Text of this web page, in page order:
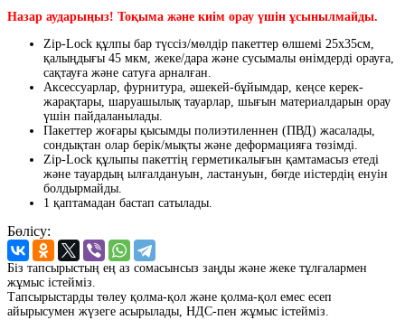
Назар аударыңыз! Тоқыма және киім орау үшін ұсынылмайды.
Zip-Lock құлпы бар түссіз/мөлдір пакеттер өлшемі 25х35см,
қалыңдығы 45 мкм, жеке/дара және сусымалы өнімдерді орауға,
сақтауға және сатуға арналған.
Аксессуарлар, фурнитура, әшекей-бұйымдар, кеңсе керек-
жарақтары, шаруашылық тауарлар, шығын материалдарын орау
үшін пайдаланылады.
Пакеттер жоғары қысымды полиэтиленнен (ПВД) жасалады,
сондықтан олар берік/мықты және деформацияға төзімді.
Zip-Lock құлыпы пакеттің герметикалығын қамтамасыз етеді
және тауардың ылғалдануын, ластануын, бөгде иістердің енуін
болдырмайды.
1 қаптамадан бастап сатылады.
Бөлісу:
Біз тапсырыстың ең аз сомасынсыз заңды және жеке тұлғалармен
жұмыс істейміз.
Тапсырыстарды төлеу қолма-қол және қолма-қол емес есеп
айырысумен жүзеге асырылады, НДС-пен жұмыс істейміз.